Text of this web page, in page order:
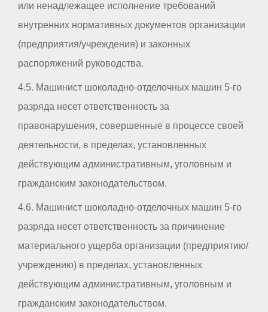
или ненадлежащее исполнение требований
внутренних нормативных документов организации
(предприятия/учреждения) и законных
распоряжений руководства.
4.5. Машинист шоколадно-отделочных машин 5-го
разряда несет ответственность за
правонарушения, совершенные в процессе своей
деятельности, в пределах, установленных
действующим административным, уголовным и
гражданским законодательством.
4.6. Машинист шоколадно-отделочных машин 5-го
разряда несет ответственность за причинение
материального ущерба организации (предприятию/
учреждению) в пределах, установленных
действующим административным, уголовным и
гражданским законодательством.